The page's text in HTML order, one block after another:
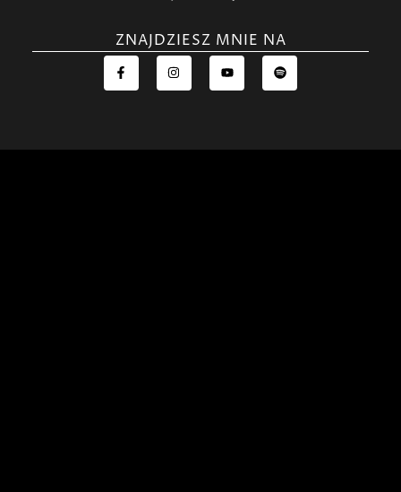
ZNAJDZIESZ MNIE NA